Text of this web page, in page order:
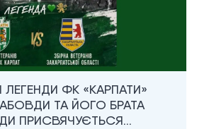
ЛЕГЕНДИ ФК «КАРПАТИ»
ТА ЙОГО БРАТА
ПРИСВЯЧУЄТЬСЯ…